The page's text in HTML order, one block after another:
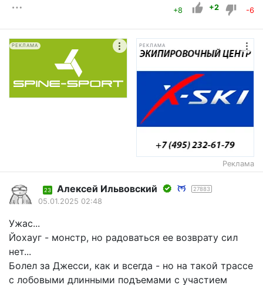
+8 +2 -6
РЕКЛАМА РЕКЛАМА
Реклама
23 Алексей Ильвовский 27883
05.01.2025 02:48
Ужас...
Йохауг - монстр, но радоваться ее возврату сил
нет...
Болел за Джесси, как и всегда - но на такой трассе
с лобовыми длинными подъемами с участием